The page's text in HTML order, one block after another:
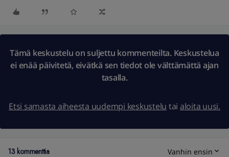
Tämä keskustelu on suljettu kommenteilta. Keskustelua
ei enää päivitetä, eivätkä sen tiedot ole välttämättä ajan
tasalla.
Etsi samasta aiheesta uudempi keskustelu tai aloita uusi.
13 kommenttia Vanhin ensin